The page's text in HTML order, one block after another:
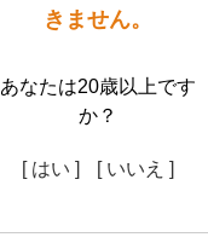
きません。
あなたは20歳以上です
か？
[ はい ] [ いいえ ]